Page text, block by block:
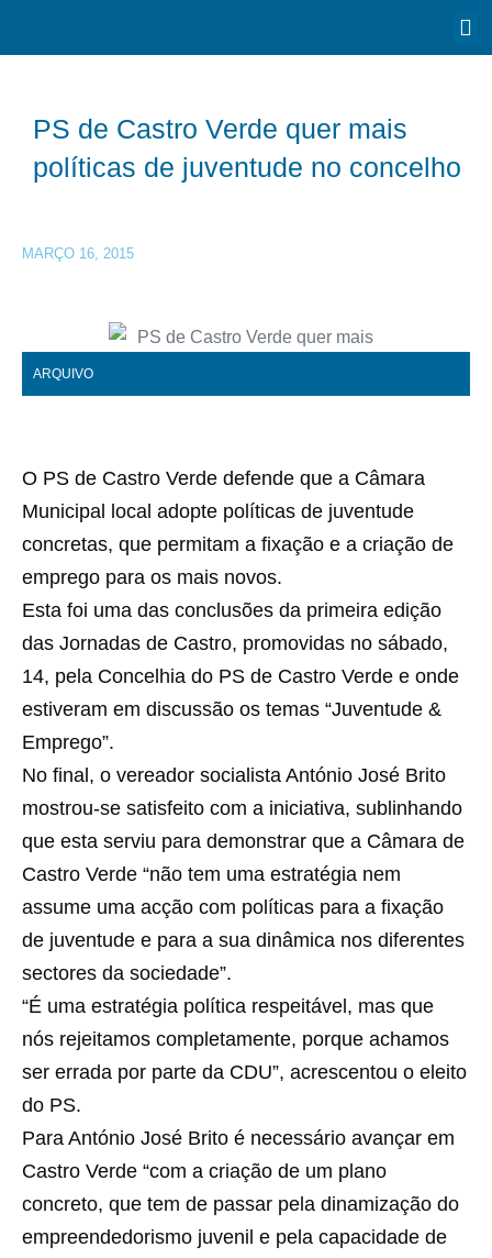
PS de Castro Verde quer mais
políticas de juventude no concelho
MARÇO 16, 2015
ARQUIVO
O PS de Castro Verde defende que a Câmara
Municipal local adopte políticas de juventude
concretas, que permitam a fixação e a criação de
emprego para os mais novos.
Esta foi uma das conclusões da primeira edição
das Jornadas de Castro, promovidas no sábado,
14, pela Concelhia do PS de Castro Verde e onde
estiveram em discussão os temas “Juventude &
Emprego”.
No final, o vereador socialista António José Brito
mostrou-se satisfeito com a iniciativa, sublinhando
que esta serviu para demonstrar que a Câmara de
Castro Verde “não tem uma estratégia nem
assume uma acção com políticas para a fixação
de juventude e para a sua dinâmica nos diferentes
sectores da sociedade”.
“É uma estratégia política respeitável, mas que
nós rejeitamos completamente, porque achamos
ser errada por parte da CDU”, acrescentou o eleito
do PS.
Para António José Brito é necessário avançar em
Castro Verde “com a criação de um plano
concreto, que tem de passar pela dinamização do
empreendedorismo juvenil e pela capacidade de